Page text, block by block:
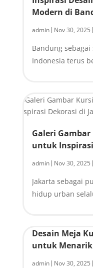
Modern di
admin Nov 30, 2025
Bandung
Indonesia terus
Galeri
untuk
admin Nov 30, 2025
Jakarta sebagai
hidup urban
Desain Meja
untuk Menarik
admin Nov 30, 2025